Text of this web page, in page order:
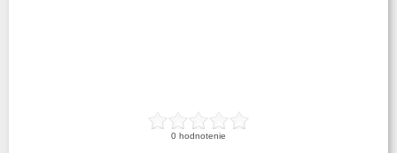
0 hodnotenie